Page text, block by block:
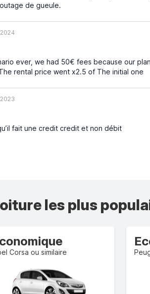
de gueule.
ever, we had 50€ fees because our
rental price went x2.5 of The initial one
fait une credit credit et non débit
les plus
Corsa ou similaire